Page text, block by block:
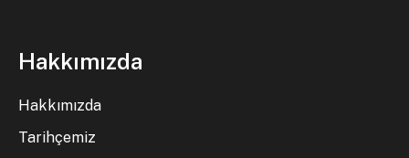
Hakkımızda
Hakkımızda
Tarihçemiz